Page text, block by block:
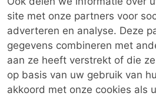
site met onze partners voor
adverteren en analyse. Deze
gegevens combineren met
aan ze heeft verstrekt of die
op basis van uw gebruik van
akkoord met onze cookies als